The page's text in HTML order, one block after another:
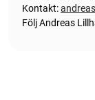
Kontakt:
Följ Andreas